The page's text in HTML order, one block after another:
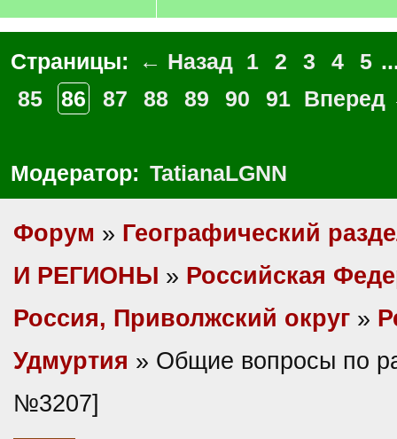
Страницы: ← Назад 1 2 3 4 5
85
86 87 88 89 90 91 Вперед
Модератор: TatianaLGNN
Форум » Географический
И РЕГИОНЫ » Российская
Россия, Приволжский округ »
Удмуртия » Общие вопросы по
№3207]